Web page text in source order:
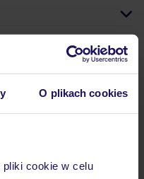
O plikach cookies
cookie w celu